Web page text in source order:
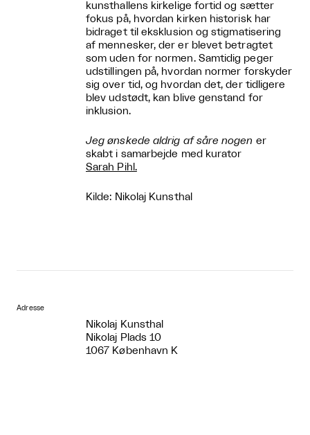
kunsthallens kirkelige fortid og sætter
fokus på, hvordan kirken historisk har
bidraget til eksklusion og stigmatisering
af mennesker, der er blevet betragtet
som uden for normen. Samtidig peger
udstillingen på, hvordan normer forskyder
sig over tid, og hvordan det, der tidligere
blev udstødt, kan blive genstand for
inklusion.
Jeg ønskede aldrig af såre nogen er
skabt i samarbejde med kurator
Sarah Pihl.
Kilde: Nikolaj Kunsthal
Adresse
Nikolaj Kunsthal
Nikolaj Plads 10
1067 København K